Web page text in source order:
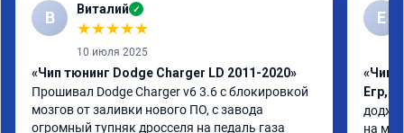
В Виталий ✓
★★★★★
10 июля 2025
«Чип тюнинг Dodge Charger LD 2011-2020»
Прошивал Dodge Charger v6 3.6 с блокировкой
мозгов от заливки нового ПО, с завода
огромный тупняк дросселя на педаль газа
Е
«Чип
Егр,
додж
на